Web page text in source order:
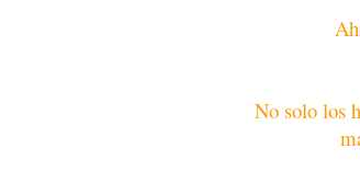
No solo los